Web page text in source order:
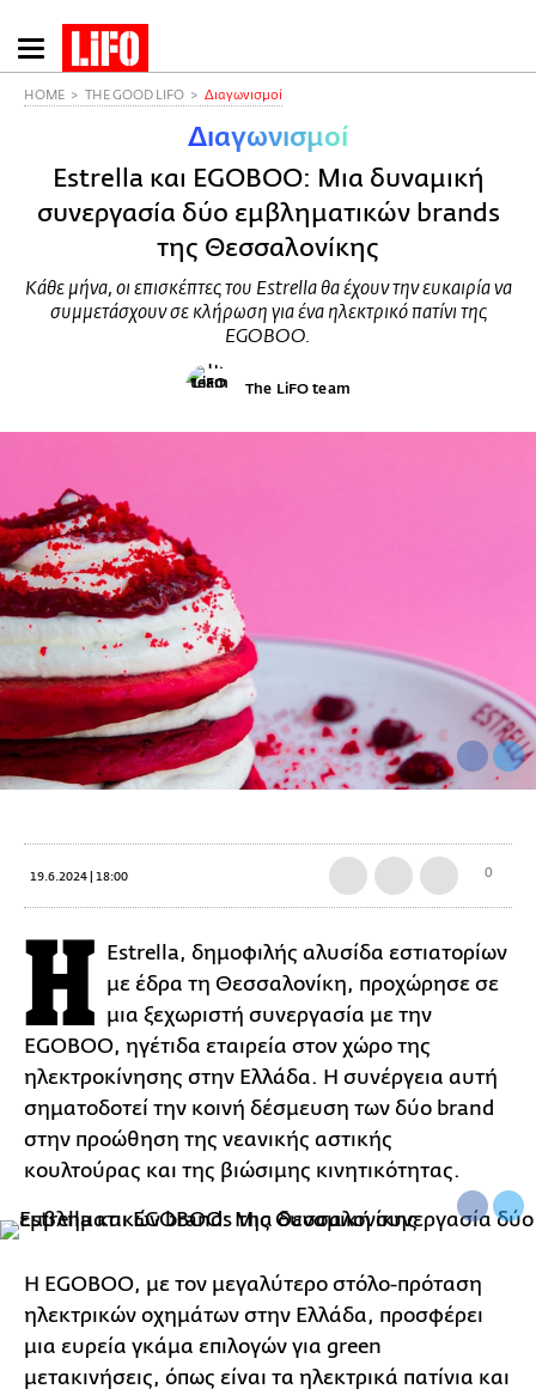
Παράκαμψη
προς
HOME THE GOOD LIFO Διαγωνισμοί
Διαγωνισμοί
Estrella και EGOBOO: Μια δυναμική
συνεργασία δύο εμβληματικών brands
της Θεσσαλονίκης
Κάθε μήνα, οι επισκέπτες του Estrella θα έχουν την ευκαιρία να
συμμετάσχουν σε κλήρωση για ένα ηλεκτρικό πατίνι της
EGOBOO.
The LiFO team
19.6.2024 | 18:00 0
Η Estrella, δημοφιλής αλυσίδα εστιατορίων
με έδρα τη Θεσσαλονίκη, προχώρησε σε
μια ξεχωριστή συνεργασία με την
EGOBOO, ηγέτιδα εταιρεία στον χώρο της
ηλεκτροκίνησης στην Ελλάδα. Η συνέργεια αυτή
σηματοδοτεί την κοινή δέσμευση των δύο brand
στην προώθηση της νεανικής αστικής
κουλτούρας και της βιώσιμης κινητικότητας.
Η EGOBOO, με τον μεγαλύτερο στόλο-πρόταση
ηλεκτρικών οχημάτων στην Ελλάδα, προσφέρει
μια ευρεία γκάμα επιλογών για green
μετακινήσεις, όπως είναι τα ηλεκτρικά πατίνια και